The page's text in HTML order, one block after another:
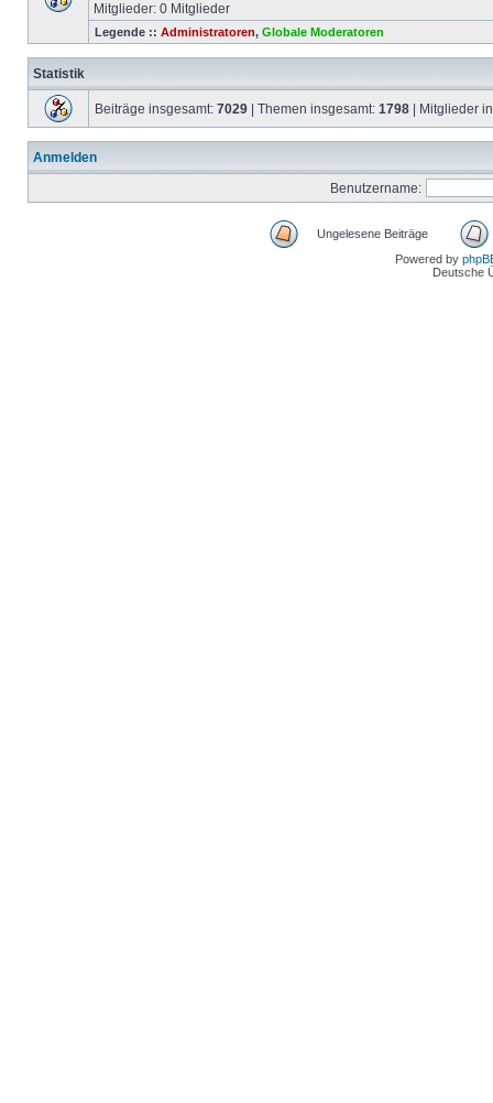
Mitglieder: 0 Mitglieder
Legende :: Administratoren, Globale Moderatoren
Statistik
Beiträge insgesamt: 7029 | Themen insgesamt: 1798 | Mitglieder
Anmelden
Benutzername:
Ungelesene Beiträge
Powered by
Deutsche